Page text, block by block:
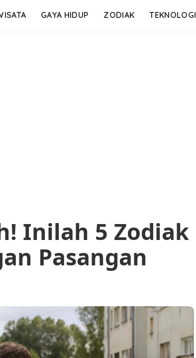
GAYA HIDUP ZODIAK TEKNOLOGI
Inilah 5 Zodiak
Pasangan